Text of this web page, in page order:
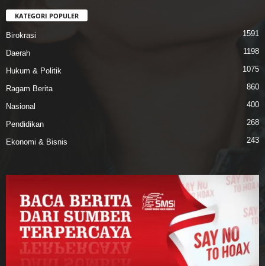
KATEGORI POPULER
Birokrasi 1591
Daerah 1198
Hukum & Politik 1075
Ragam Berita 860
Nasional 400
Pendidikan 268
Ekonomi & Bisnis 243